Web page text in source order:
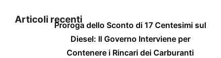
Articoli recentiProroga dello Sconto di 17 Centesimi sul
Diesel: Il Governo Interviene per
Contenere i Rincari dei Carburanti